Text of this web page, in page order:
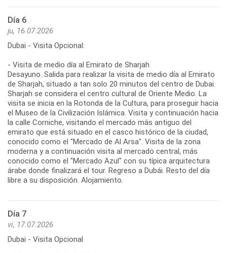
Día 6
ju, 16.07.2026
Dubai - Visita Opcional:
- Visita de medio día al Emirato de Sharjah
Desayuno. Salida para realizar la visita de medio día al Emirato
de Sharjah, situado a tan solo 20 minutos del centro de Dubai.
Sharjah se considera el centro cultural de Oriente Medio. La
visita se inicia en la Rotonda de la Cultura, para proseguir hacia
el Museo de la Civilización Islámica. Visita y continuación hacia
la calle Corniche, visitando el mercado más antiguo del
emirato que está situado en el casco histórico de la ciudad,
conocido como el "Mercado de Al Arsa". Visita de la zona
moderna y a continuación visita al mercado central, más
conocido como el "Mercado Azul" con su típica arquitectura
árabe donde finalizará el tour. Regreso a Dubái. Resto del día
libre a su disposición. Alojamiento.
Día 7
vi, 17.07.2026
Dubai - Visita Opcional